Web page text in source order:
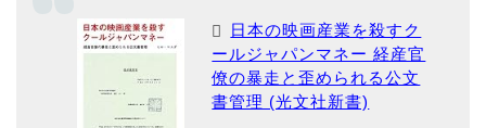
日本の映画産業を殺すク
ールジャパンマネー 経産官
僚の暴走と歪められる公文
書管理 (光文社新書)